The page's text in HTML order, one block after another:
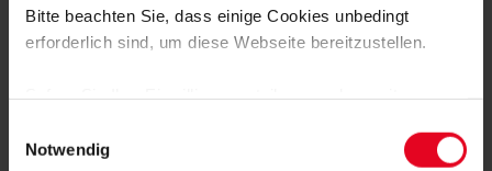
Bitte beachten Sie, dass einige Cookies unbedingt
erforderlich sind, um diese Webseite bereitzustellen.
Daten von Ihnen (z.B. persönlichen Identifikatoren oder
Notwendig
hierund an der Tageskasse erhältlich.
Dirk Rohde
Foto: Achim Keller